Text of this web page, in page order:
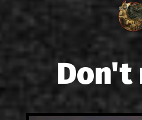
Don't